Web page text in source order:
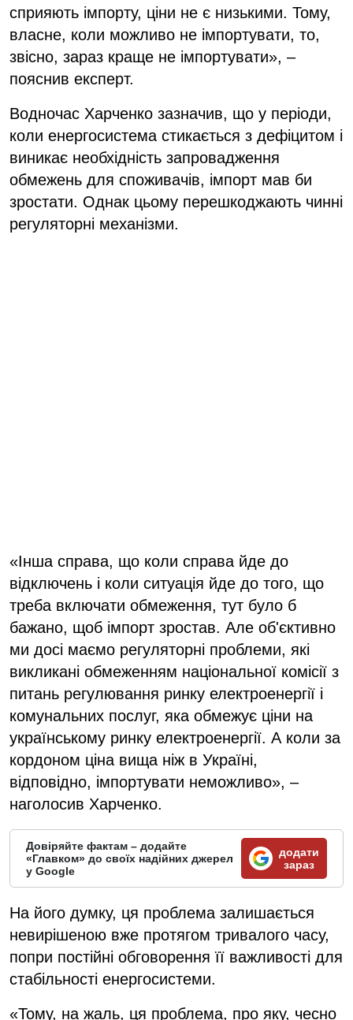
сприяють імпорту, ціни не є низькими. Тому,
власне, коли можливо не імпортувати, то,
звісно, зараз краще не імпортувати», –
пояснив експерт.
Водночас Харченко зазначив, що у періоди,
коли енергосистема стикається з дефіцитом і
виникає необхідність запровадження
обмежень для споживачів, імпорт мав би
зростати. Однак цьому перешкоджають чинні
регуляторні механізми.
«Інша справа, що коли справа йде до
відключень і коли ситуація йде до того, що
треба включати обмеження, тут було б
бажано, щоб імпорт зростав. Але об'єктивно
ми досі маємо регуляторні проблеми, які
викликані обмеженням національної комісії з
питань регулювання ринку електроенергії і
комунальних послуг, яка обмежує ціни на
українському ринку електроенергії. А коли за
кордоном ціна вища ніж в Україні,
відповідно, імпортувати неможливо», –
наголосив Харченко.
Довіряйте фактам – додайте
«Главком» до своїх надійних джерел
у Google
додати
зараз
На його думку, ця проблема залишається
невирішеною вже протягом тривалого часу,
попри постійні обговорення її важливості для
стабільності енергосистеми.
«Тому, на жаль, ця проблема, про яку, чесно